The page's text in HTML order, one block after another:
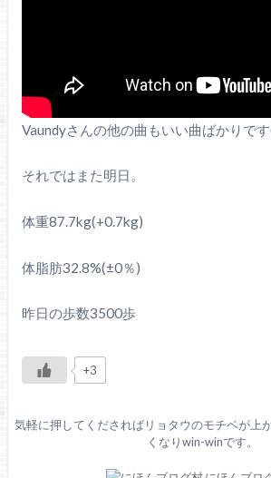
Vaundyさんの他の曲もいい曲ばかりで
それではまた明日。
体重87.7kg(+0.7kg)
体脂肪32.8%(±0％)
昨日の歩数3500歩
+3
気軽に押してくださればリョタウのモチベが上
くなりwin-winです。